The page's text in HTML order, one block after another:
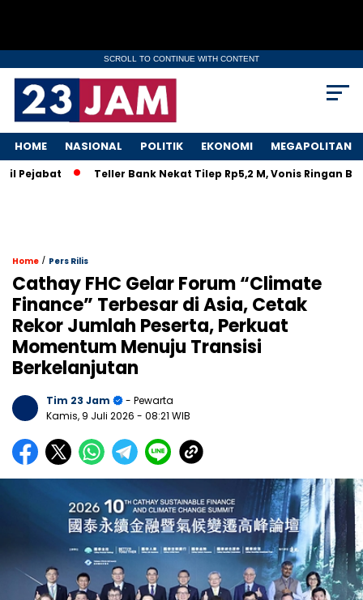
SCROLL TO CONTINUE WITH CONTENT
HOME NASIONAL POLITIK EKONOMI MEGAPOLITAN
Teller Bank Nekat Tilep Rp5,2 M, Vonis Ringan Bikin
Home / Pers Rilis
Cathay FHC Gelar Forum “Climate
Finance” Terbesar di Asia, Cetak
Rekor Jumlah Peserta, Perkuat
Momentum Menuju Transisi
Berkelanjutan
Tim 23 Jam
- Pewarta
Kamis, 9 Juli 2026 - 08:21 WIB